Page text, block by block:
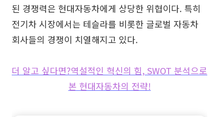
된 경쟁력은 현대자동차에게 상당한 위협이다. 특히
전기차 시장에서는 테슬라를 비롯한 글로벌 자동차
회사들의 경쟁이 치열해지고 있다.
더 알고 싶다면?역설적인 혁신의 힘, SWOT 분석으로
본 현대자동차의 전략!